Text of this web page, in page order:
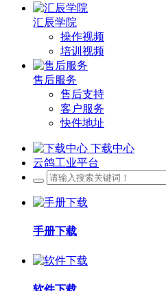
汇辰学院
操作视频
培训视频
售后服务
售后支持
客户服务
快件地址
下载中心
云鸽工业平台
手册下载